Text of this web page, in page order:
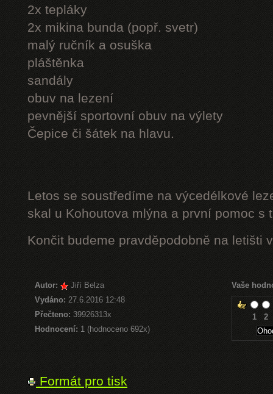
2x tepláky
2x mikina bunda (popř. svetr)
malý ručník a osuška
pláštěnka
sandály
obuv na lezení
pevnější sportovní obuv na výlety
Čepice či šátek na hlavu.
Letos se soustředíme na výcedélkové
skal u Kohoutova mlýna a první pomoc s
Končit budeme pravděpodobně na letišti
Autor:
Jiří Belza
Vydáno: 27.6.2016 12:48
Přečteno:39926313x
Hodnocení: 1 (hodnoceno 692x)
Vaše
1 2
Formát pro tisk